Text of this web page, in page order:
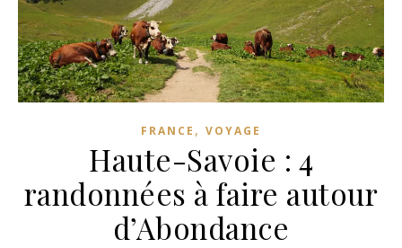
FRANCE , VOYAGE
Haute-Savoie : 4
randonnées à faire autour
d’Abondance